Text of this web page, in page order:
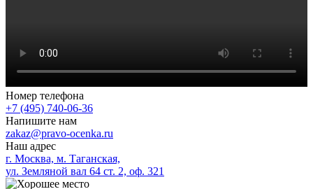
Номер телефона
+7 (495) 740-06-36
Напишите нам
zakaz@pravo-ocenka.ru
Наш адрес
г. Москва, м. Таганская,
ул. Земляной вал 64 ст. 2, оф. 321